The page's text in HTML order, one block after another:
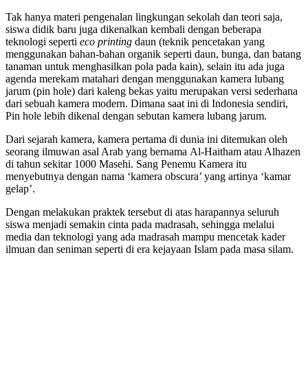
Tak hanya materi pengenalan lingkungan sekolah dan teori saja,
siswa didik baru juga dikenalkan kembali dengan beberapa
teknologi seperti eco printing daun (teknik pencetakan yang
menggunakan bahan-bahan organik seperti daun, bunga, dan batang
tanaman untuk menghasilkan pola pada kain), selain itu ada juga
agenda merekam matahari dengan menggunakan kamera lubang
jarum (pin hole) dari kaleng bekas yaitu merupakan versi sederhana
dari sebuah kamera modern. Dimana saat ini di Indonesia sendiri,
Pin hole lebih dikenal dengan sebutan kamera lubang jarum.
Dari sejarah kamera, kamera pertama di dunia ini ditemukan oleh
seorang ilmuwan asal Arab yang bernama Al-Haitham atau Alhazen
di tahun sekitar 1000 Masehi. Sang Penemu Kamera itu
menyebutnya dengan nama ‘kamera obscura’ yang artinya ‘kamar
gelap’.
Dengan melakukan praktek tersebut di atas harapannya seluruh
siswa menjadi semakin cinta pada madrasah, sehingga melalui
media dan teknologi yang ada madrasah mampu mencetak kader
ilmuan dan seniman seperti di era kejayaan Islam pada masa silam.